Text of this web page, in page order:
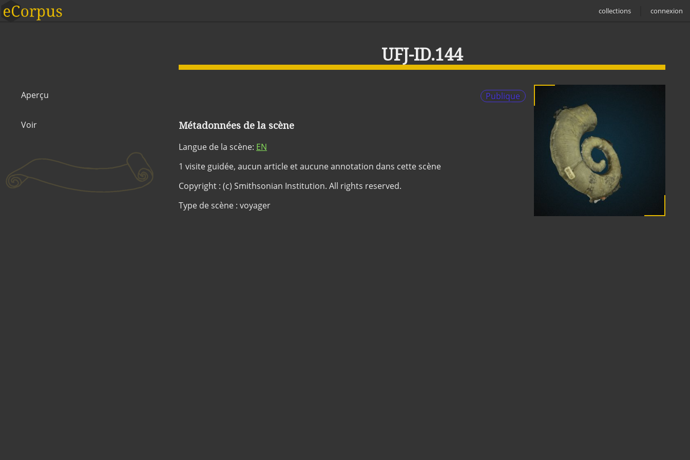
collections connexion
UFJ-ID.144
Aperçu
Voir
Publique
Métadonnées de la scène
Langue de la scène: EN
1 visite guidée, aucun article et aucune annotation dans cette scène
Copyright : (c) Smithsonian Institution. All rights reserved.
Type de scène : voyager